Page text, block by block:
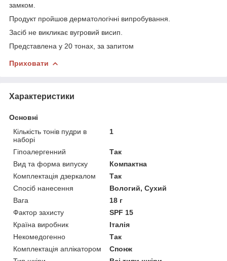
замком.
Продукт пройшов дерматологічні випробування.
Засіб не викликає вугровий висип.
Представлена у 20 тонах, за запитом
Приховати
Характеристики
Основні
Кількість тонів пудри в
наборі
1
Гіпоалергенний
Так
Вид та форма випуску
Компактна
Комплектація дзеркалом
Так
Спосіб нанесення
Вологий, Сухий
Вага
18 г
Фактор захисту
SPF 15
Країна виробник
Італія
Некомедогенно
Так
Комплектація аплікатором
Спонж